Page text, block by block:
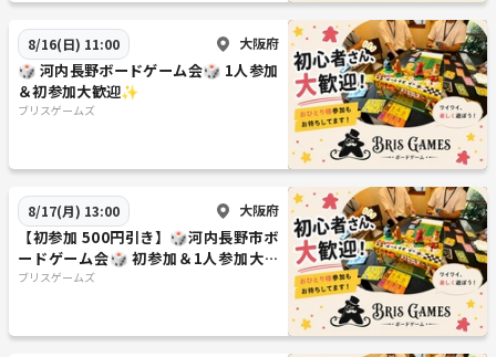
8/16(日) 11:00 大阪府
🎲 河内長野ボードゲーム会🎲 1人参加
＆初参加大歓迎✨️
ブリスゲームズ
8/17(月) 13:00 大阪府
【初参加 500円引き】🎲河内長野市ボ
ードゲーム会🎲 初参加＆1人参加大歓
迎✨️
ブリスゲームズ